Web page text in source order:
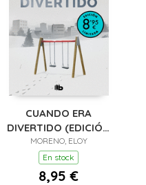
CUANDO ERA
DIVERTIDO (EDICIÓN
LIMITADA · VERANO)
MORENO, ELOY
En stock
8,95 €